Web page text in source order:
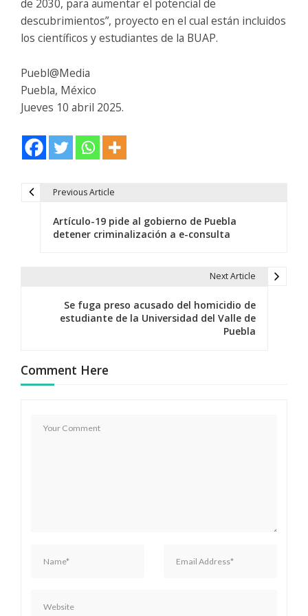
de 2030, para aumentar el potencial de
descubrimientos”, proyecto en el cual están incluidos
los científicos y estudiantes de la BUAP.
Puebl@Media
Puebla, México
Jueves 10 abril 2025.
i
Previous Article
Artículo-19 pide al gobierno de Puebla
detener criminalización a e-consulta
Next Article
Se fuga preso acusado del homicidio de
estudiante de la Universidad del Valle de
Puebla
Comment Here